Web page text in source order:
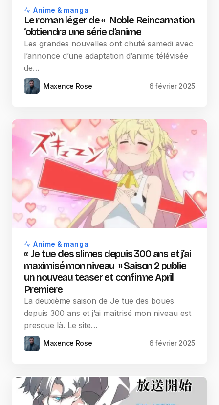
Anime & manga
Le roman léger de « Noble Reincarnation
‘obtiendra une série d’anime
Les grandes nouvelles ont chuté samedi avec
l’annonce d’une adaptation d’anime télévisée
de…
Maxence Rose 6 février 2025
Anime & manga
« Je tue des slimes depuis 300 ans et j’ai
maximisé mon niveau » Saison 2 publie
un nouveau teaser et confirme April
Premiere
La deuxième saison de Je tue des boues
depuis 300 ans et j’ai maîtrisé mon niveau est
presque là. Le site…
Maxence Rose 6 février 2025